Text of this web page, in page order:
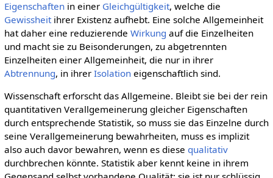
Eigenschaftenin einer Gleichgültigkeit, welche die
Gewissheitihrer Existenz aufhebt. Eine solche Allgemeinheit
hat daher eine reduzierende Wirkung auf die Einzelheiten
und macht sie zu Beisonderungen, zu abgetrennten
Einzelheiten einer Allgemeinheit, die nur in ihrer
Abtrennung, in ihrer Isolationeigenschaftlich sind.
Wissenschaft erforscht das Allgemeine. Bleibt sie bei der rein
quantitativen Verallgemeinerung gleicher Eigenschaften
durch entsprechende Statistik, so muss sie das Einzelne durch
seine Verallgemeinerung bewahrheiten, muss es implizit
also auch davor bewahren, wenn es diese qualitativ
durchbrechen könnte. Statistik aber kennt keine in ihrem